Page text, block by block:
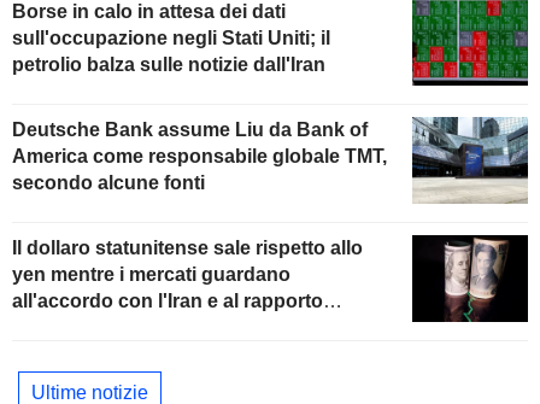
Borse in calo in attesa dei dati
sull'occupazione negli Stati Uniti; il
petrolio balza sulle notizie dall'Iran
Deutsche Bank assume Liu da Bank of
America come responsabile globale TMT,
secondo alcune fonti
Il dollaro statunitense sale rispetto allo
yen mentre i mercati guardano
all'accordo con l'Iran e al rapporto
Ultime notizie